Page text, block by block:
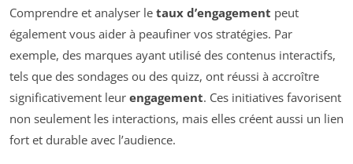
Comprendre et analyser le taux d’engagement peut
également vous aider à peaufiner vos stratégies. Par
exemple, des marques ayant utilisé des contenus interactifs,
tels que des sondages ou des quizz, ont réussi à accroître
significativement leur engagement. Ces initiatives favorisent
non seulement les interactions, mais elles créent aussi un lien
fort et durable avec l’audience.